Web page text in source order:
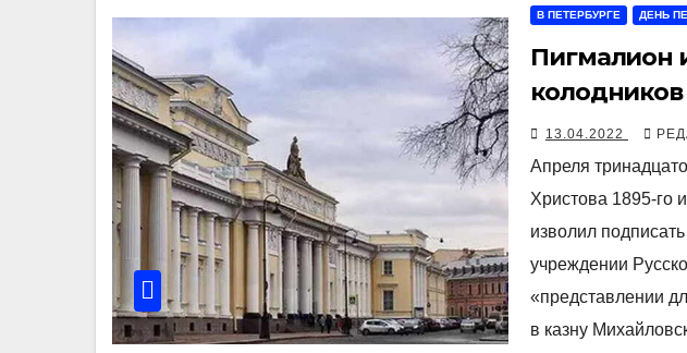
В ПЕТЕРБУРГЕ ДЕНЬ
Пигмалион
колодников
13.04.2022
Апреля
Христова 1895-го
изволил
учреждении
«представлении
в казну